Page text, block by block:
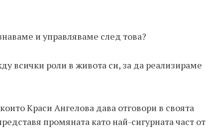
и управляваме след това?
всички роли в живота си, за да реализираме
Краси Ангелова дава отговори в своята
промяната като най-сигурната част от